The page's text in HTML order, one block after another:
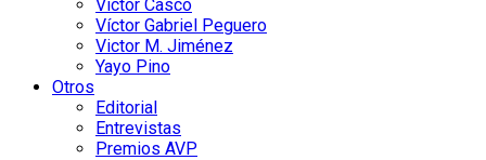
Victor Casco
Víctor Gabriel Peguero
Victor M. Jiménez
Yayo Pino
Otros
Editorial
Entrevistas
Premios AVP